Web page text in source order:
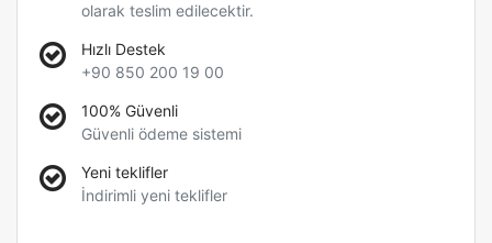
olarak teslim edilecektir.
Hızlı Destek
+90 850 200 19 00
100% Güvenli
Güvenli ödeme sistemi
Yeni teklifler
İndirimli yeni teklifler